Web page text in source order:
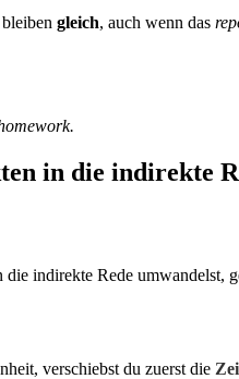
gleich, auch wenn das
in die indirekte
indirekte Rede umwandelst,
verschiebst du zuerst die